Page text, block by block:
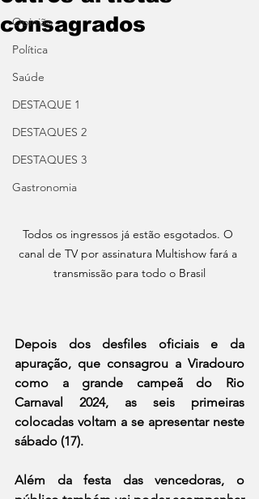
Opinião
Política
Saúde
DESTAQUE 1
DESTAQUES 2
DESTAQUES 3
Gastronomia
consagrados
Todos os ingressos já estão esgotados. O
canal de TV por assinatura Multishow fará a
transmissão para todo o Brasil
Depois dos desfiles oficiais e da
apuração, que consagrou a Viradouro
como a grande campeã do Rio
Carnaval 2024, as seis primeiras
colocadas voltam a se apresentar neste
sábado (17).
Além da festa das vencedoras, o